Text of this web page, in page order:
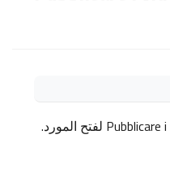
Pubblicare لفتح المورد.